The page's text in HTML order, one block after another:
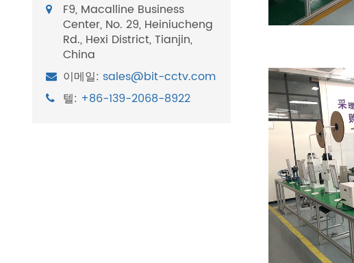
F9, Macalline Business
Center, No. 29, Heiniucheng
Rd., Hexi District, Tianjin,
China
이메일: sales@bit-cctv.com
텔: +86-139-2068-8922